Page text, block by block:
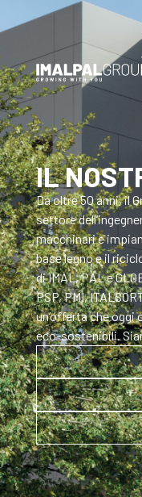
IL
Da oltre 50 anni, il
settore
macchinari e
base legno e il
di IMAL, PAL e
PSP, PMI,
un’offerta che oggi
eco-sostenibili.